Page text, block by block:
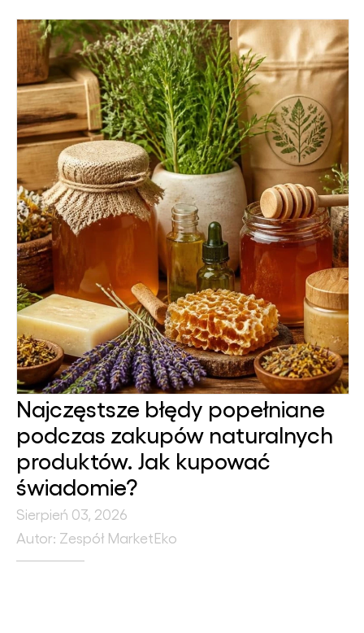
Najczęstsze błędy popełniane
podczas zakupów naturalnych
produktów. Jak kupować
świadomie?
Sierpień 03, 2026
Autor: Zespół MarketEko